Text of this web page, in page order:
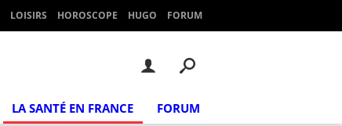
LOISIRS HOROSCOPE HUGO FORUM
LA SANTÉ EN FRANCE FORUM